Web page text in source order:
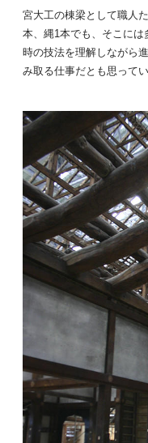
宮大工の棟梁として職人
本、縄1本でも、そこに
時の技法を理解しながら
み取る仕事だとも思って